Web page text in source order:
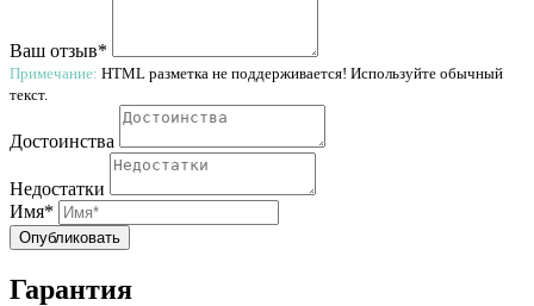
Ваш отзыв*
Примечание: HTML разметка не поддерживается! Используйте обычный
текст.
Достоинства
Недостатки
Имя*
Опубликовать
Гарантия